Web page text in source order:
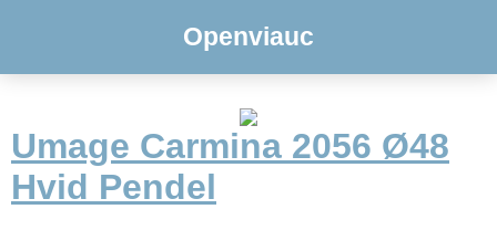
Openviauc
Umage Carmina 2056 Ø48
Hvid Pendel